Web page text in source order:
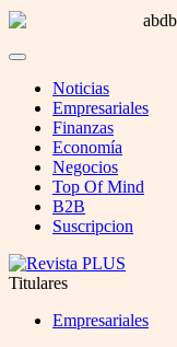
Noticias
Empresariales
Finanzas
Economía
Negocios
Top Of Mind
B2B
Suscripcion
Titulares
Empresariales